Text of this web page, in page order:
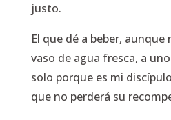
justo.
El que dé a beber, aunque
vaso de agua fresca, a
solo porque es mi
que no perderá su